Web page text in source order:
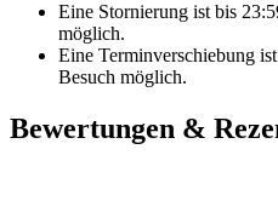
Eine Stornierung ist bis
möglich.
Eine Terminverschiebung
Besuch möglich.
Bewertungen &